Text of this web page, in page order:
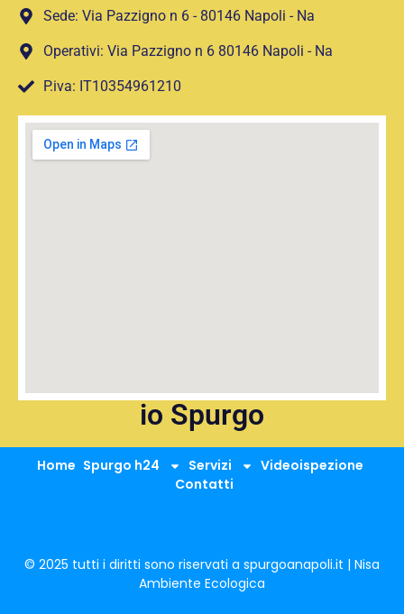
Sede: Via Pazzigno n 6 - 80146 Napoli - Na
Operativi: Via Pazzigno n 6 80146 Napoli - Na
P.iva: IT10354961210
io Spurgo
Home Spurgo h24 Servizi
Videoispezione
Contatti
© 2025 tutti i diritti sono riservati a spurgoanapoli.it | Nisa
Ambiente Ecologica